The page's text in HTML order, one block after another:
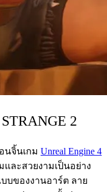
2
นจิ้นเกม Unreal Engine 4
ละสวยงามเป็นอย่าง
บของงานอาร์ต ลาย